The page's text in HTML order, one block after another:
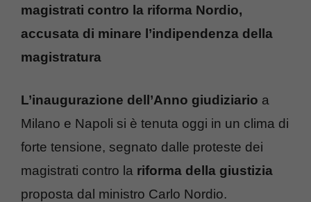
magistrati contro la riforma Nordio,
accusata di minare l’indipendenza della
magistratura
L’inaugurazione dell’Anno giudiziario a
Milano e Napoli si è tenuta oggi in un clima di
forte tensione, segnato dalle proteste dei
magistrati contro la riforma della giustizia
proposta dal ministro Carlo Nordio.